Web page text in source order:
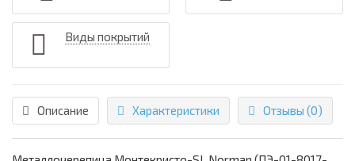
Виды покрытий
Описание Характеристики Отзывы (0)